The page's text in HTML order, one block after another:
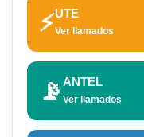
⚡UTE
Ver llamados
📡 ANTEL
Ver llamados